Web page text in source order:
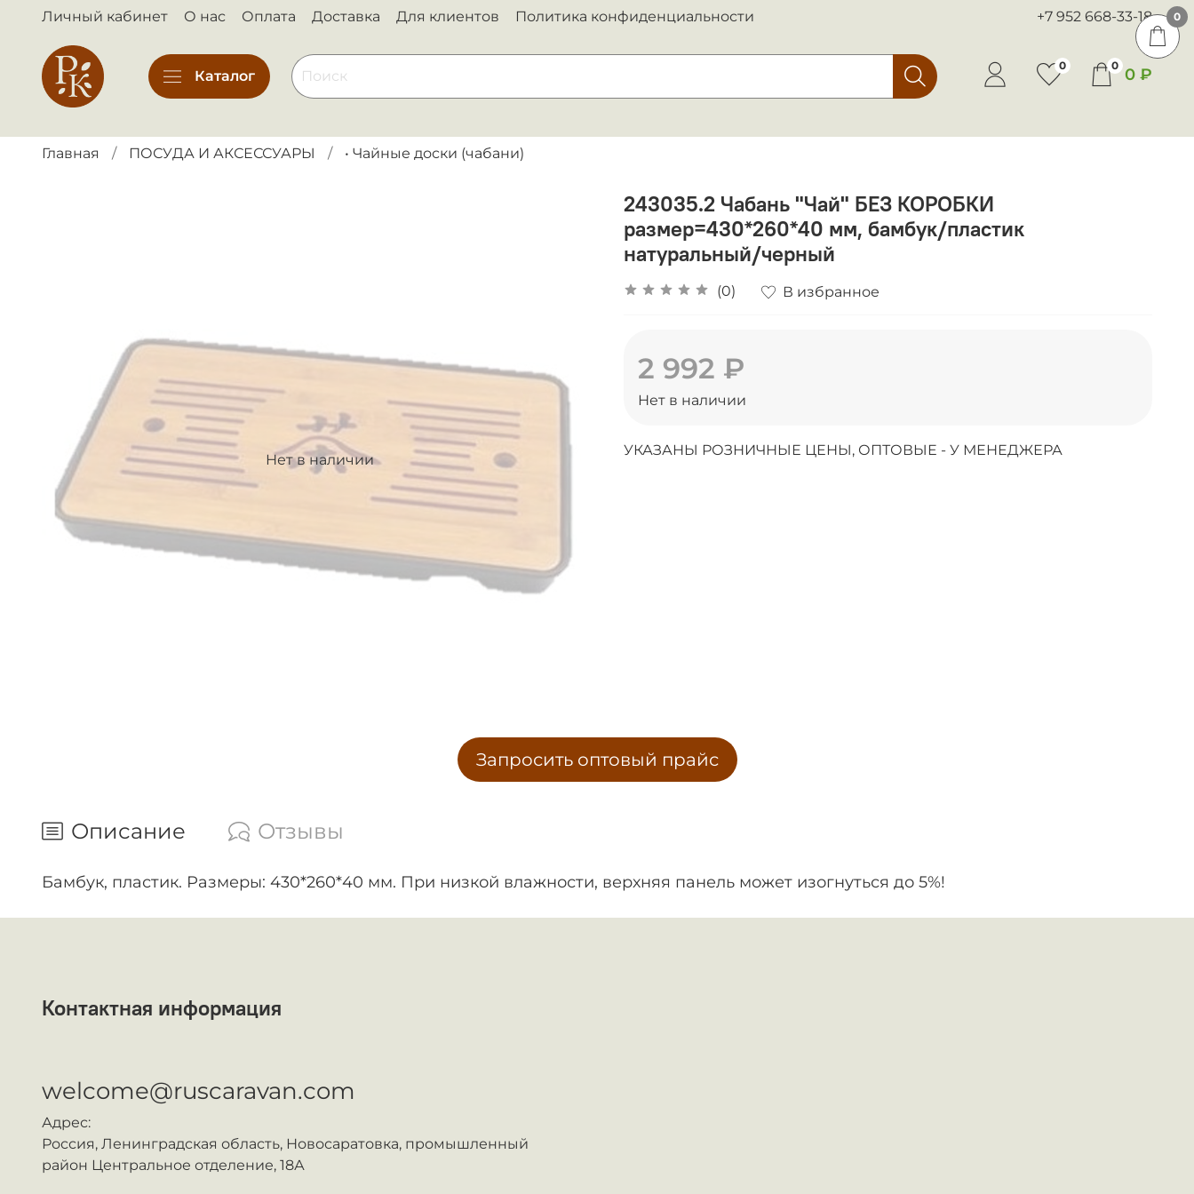
Личный кабинет О нас Оплата Доставка Для клиентов Политика конфиденциальности +7 952 668-33-18
Каталог
0 0 0 ₽
Главная ПОСУДА И АКСЕССУАРЫ • Чайные доски (чабани)
Нет в наличии
243035.2 Чабань "Чай" БЕЗ КОРОБКИ
размер=430*260*40 мм, бамбук/пластик
натуральный/черный
(0) В избранное
2 992 ₽
Нет в наличии
УКАЗАНЫ РОЗНИЧНЫЕ ЦЕНЫ, ОПТОВЫЕ - У МЕНЕДЖЕРА
Запросить оптовый прайс
Описание Отзывы
Бамбук, пластик. Размеры: 430*260*40 мм. При низкой влажности, верхняя панель может изогнуться до 5%!
Контактная информация
welcome@ruscaravan.com
Адрес:
Россия, Ленинградская область, Новосаратовка, промышленный
район Центральное отделение, 18А
0